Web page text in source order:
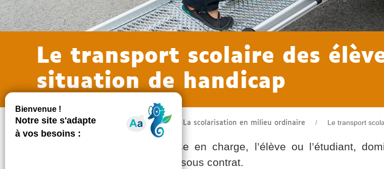
Le transport scolaire des
situation de handicap
Accueil Mon Parcours Scolaire La scolarisation en milieu ordinaire Le transport
Pour bénéficier de cette prise en charge, l’élève ou l’étudiant,
établissement public ou privé sous contrat.